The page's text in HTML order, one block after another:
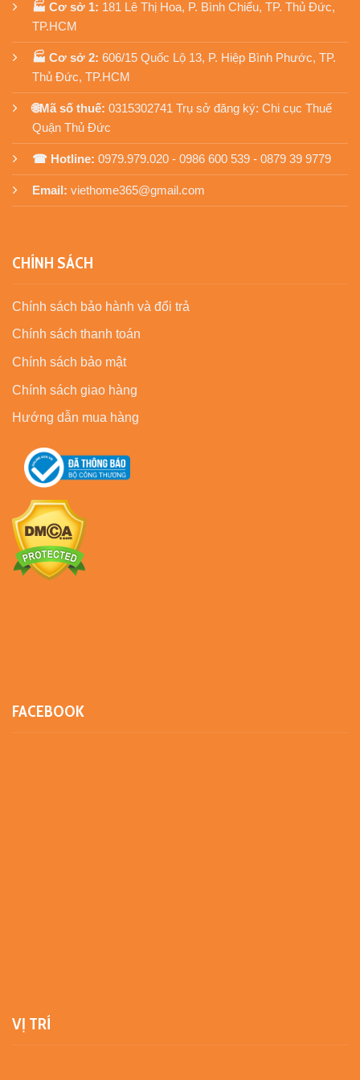
🏭 Cơ sở 1: 181 Lê Thị Hoa, P. Bình Chiểu, TP. Thủ Đức,
TP.HCM
🏭 Cơ sở 2: 606/15 Quốc Lộ 13, P. Hiệp Bình Phước, TP.
Thủ Đức, TP.HCM
🌐Mã số thuế: 0315302741 Trụ sở đăng ký: Chi cục Thuế
Quận Thủ Đức
☎ Hotline: 0979.979.020 - 0986 600 539 - 0879 39 9779
Email: viethome365@gmail.com
CHÍNH SÁCH
Chính sách bảo hành và đổi trả
Chính sách thanh toán
Chính sách bảo mật
Chính sách giao hàng
Hướng dẫn mua hàng
FACEBOOK
VỊ TRÍ